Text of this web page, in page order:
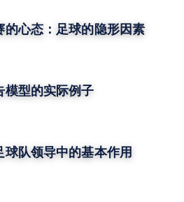
的心态：足球的隐形因素
模型的实际例子
球队领导中的基本作用